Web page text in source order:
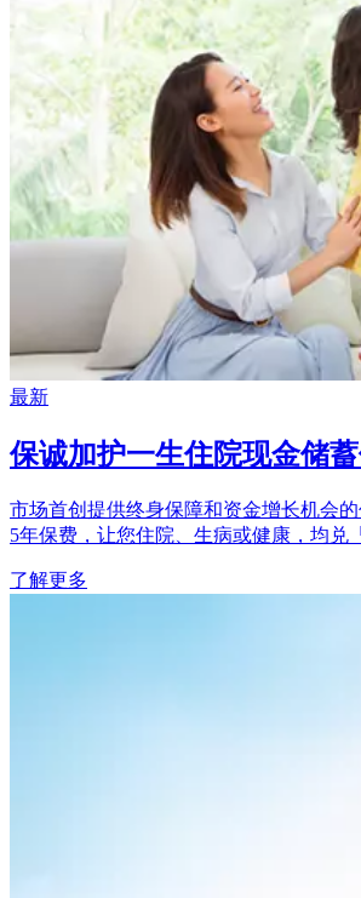
最新
保诚加护一生住院现金储
市场首创提供终身保障和资金增长机会
5年保费，让您住院、生病或健康，均兑
了解更多